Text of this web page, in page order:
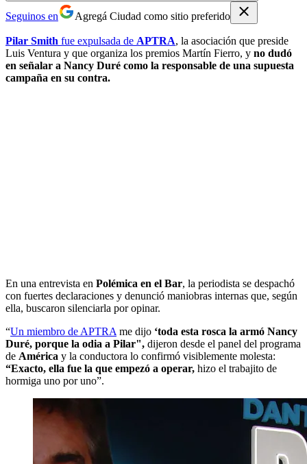
Seguinos en Agregá Ciudad como sitio preferido
Pilar Smith fue expulsada de APTRA, la asociación que preside
Luis Ventura y que organiza los premios Martín Fierro, y no dudó
en señalar a Nancy Duré como la responsable de una supuesta
campaña en su contra.
En una entrevista en Polémica en el Bar, la periodista se despachó
con fuertes declaraciones y denunció maniobras internas que, según
ella, buscaron silenciarla por opinar.
“Un miembro de APTRA me dijo ‘toda esta rosca la armó Nancy
Duré, porque la odia a Pilar", dijeron desde el panel del programa
de América y la conductora lo confirmó visiblemente molesta:
“Exacto, ella fue la que empezó a operar, hizo el trabajito de
hormiga uno por uno”.